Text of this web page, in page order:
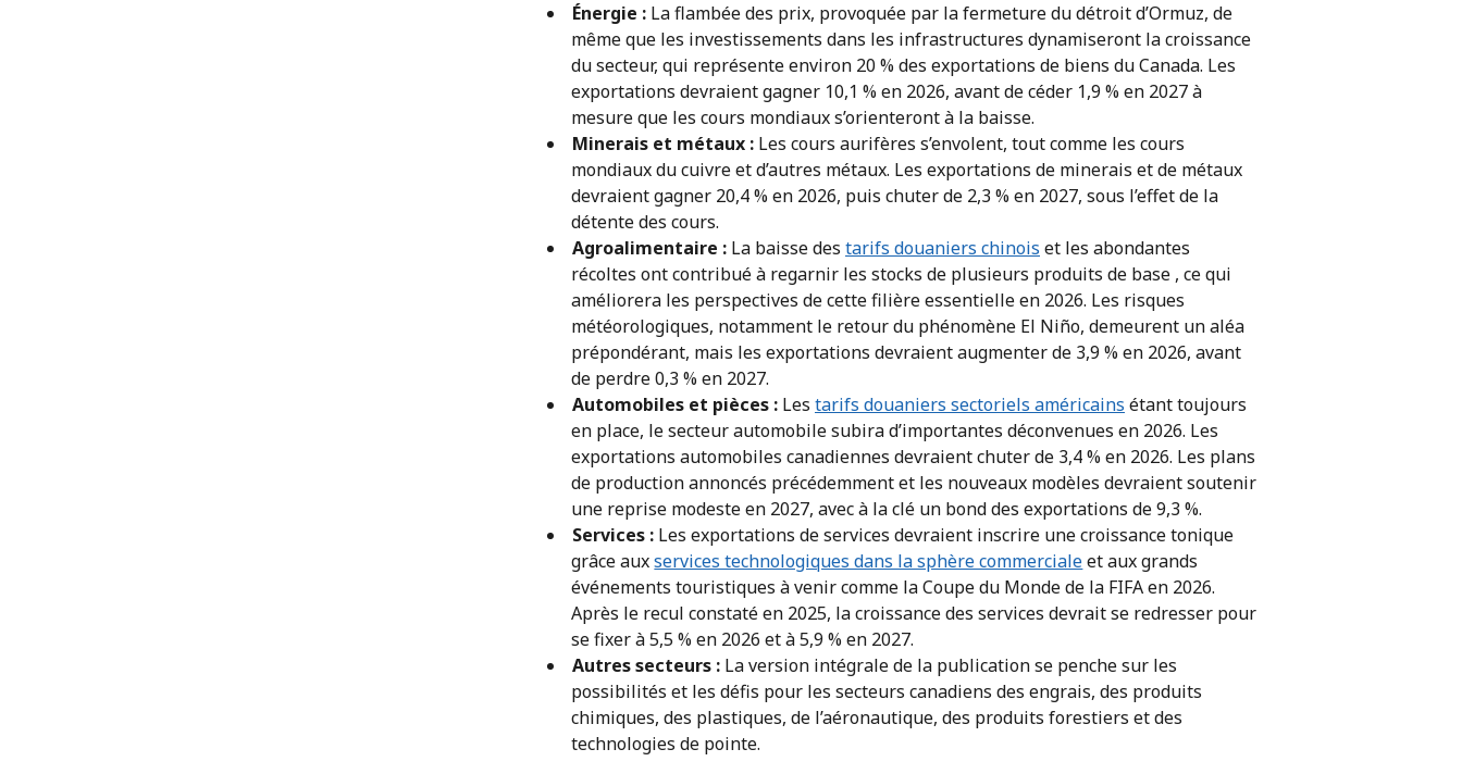
Énergie : La flambée des prix, provoquée par la fermeture du détroit d’Ormuz, de
même que les investissements dans les infrastructures dynamiseront la croissance
du secteur, qui représente environ 20 % des exportations de biens du Canada. Les
exportations devraient gagner 10,1 % en 2026, avant de céder 1,9 % en 2027 à
mesure que les cours mondiaux s’orienteront à la baisse.
Minerais et métaux : Les cours aurifères s’envolent, tout comme les cours
mondiaux du cuivre et d’autres métaux. Les exportations de minerais et de métaux
devraient gagner 20,4 % en 2026, puis chuter de 2,3 % en 2027, sous l’effet de la
détente des cours.
Agroalimentaire : La baisse des tarifs douaniers chinois et les abondantes
récoltes ont contribué à regarnir les stocks de plusieurs produits de base , ce qui
améliorera les perspectives de cette filière essentielle en 2026. Les risques
météorologiques, notamment le retour du phénomène El Niño, demeurent un aléa
prépondérant, mais les exportations devraient augmenter de 3,9 % en 2026, avant
de perdre 0,3 % en 2027.
Automobiles et pièces : Les tarifs douaniers sectoriels américains étant toujours
en place, le secteur automobile subira d’importantes déconvenues en 2026. Les
exportations automobiles canadiennes devraient chuter de 3,4 % en 2026. Les plans
de production annoncés précédemment et les nouveaux modèles devraient soutenir
une reprise modeste en 2027, avec à la clé un bond des exportations de 9,3 %.
Services : Les exportations de services devraient inscrire une croissance tonique
grâce auxservices technologiques dans la sphère commercialeet aux grands
événements touristiques à venir comme la Coupe du Monde de la FIFA en 2026.
Après le recul constaté en 2025, la croissance des services devrait se redresser pour
se fixer à 5,5 % en 2026 et à 5,9 % en 2027.
Autres secteurs : La version intégrale de la publication se penche sur les
possibilités et les défis pour les secteurs canadiens des engrais, des produits
chimiques, des plastiques, de l’aéronautique, des produits forestiers et des
technologies de pointe.